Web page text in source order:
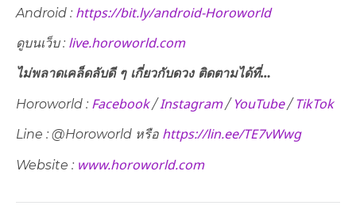
Android : https://bit.ly/android-Horoworld
ดูบนเว็บ : live.horoworld.com
ไม่พลาดเคล็ดลับดี ๆ เกี่ยวกับดวง ติดตามได้ที่…
Horoworld : Facebook/Instagram/ YouTube/ TikTok
Line : @Horoworld หรือ https://lin.ee/TE7vWwg
Website : www.horoworld.com